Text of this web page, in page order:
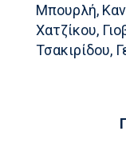
Μπουρλή,
Χατζίκου,
Τσακιρίδου,